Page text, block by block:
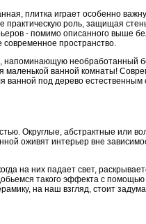
плитка играет особенно
роль, защищая
- помимо описанного выше
современное пространство.
напоминающую необработанный
маленькой ванной комнаты!
под дерево
Округлые, абстрактные или
оживят интерьер вне
на них падает свет,
такого эффекта с
на наш взгляд, стоит